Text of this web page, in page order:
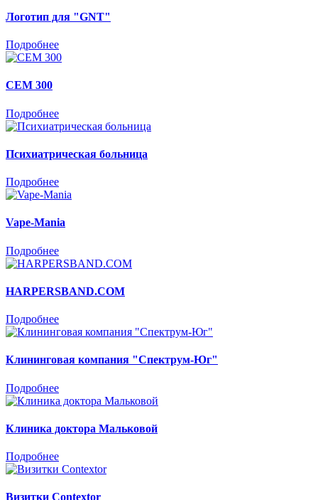
Логотип для "GNT"
Подробнее
CEM 300
Подробнее
Психиатрическая больница
Подробнее
Vape-Mania
Подробнее
HARPERSBAND.COM
Подробнее
Клининговая компания "Спектрум-Юг"
Подробнее
Клиника доктора Мальковой
Подробнее
Визитки Contextor